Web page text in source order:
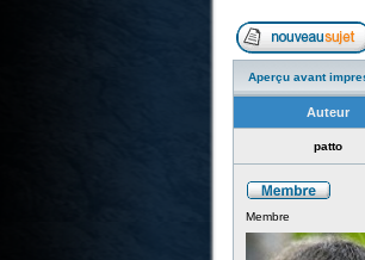
Aperçu avant
Auteur
patto
Membre